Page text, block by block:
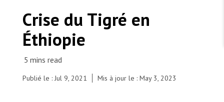
Les États négligent leur obligation de protéger les
personnes civiles et les services de santé en temps
de guerre
Séismes au Venezuela : conséquences et intervention
Dons des fondations
Partenariat d’entreprise
Les Amis de MSF
Devenez bénévoles au Canada
Travailler avec MSF
Travailler à l’étranger
Travailler au Canada
Crise du Tigré en
Éthiopie
Publié le : Jul 9, 2021 Mis à jour le : May 3, 2023